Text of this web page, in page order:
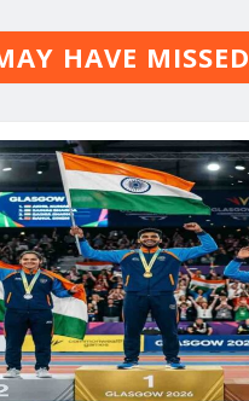
HAVE MISSED